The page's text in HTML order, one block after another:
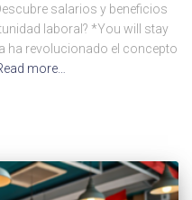
salarios y beneficios
laboral? *You will stay
ha revolucionado el concepto
more…